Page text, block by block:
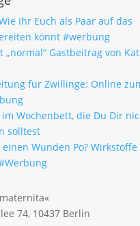
Ihr Euch als Paar auf das
könnt #werbung
„normal“ Gastbeitrag von
für Zwillinge: Online
im Wochenbett, die Du Dir
solltest
Wunden Po?
74, 10437 Berlin